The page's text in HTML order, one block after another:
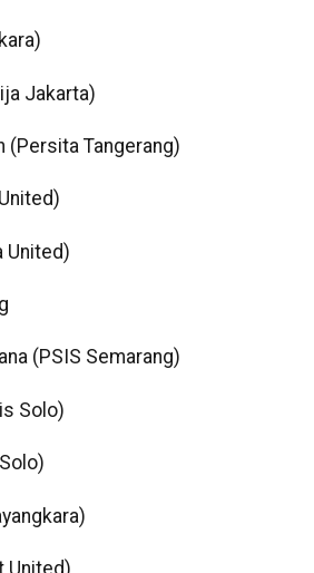
Jakarta)
(Persita Tangerang)
United)
(PSIS Semarang)
Solo)